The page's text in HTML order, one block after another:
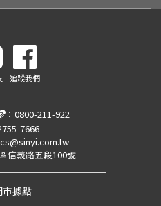
追蹤我們
： 0800-211-922
7666
cs@sinyi.com.tw
信義路五段100號
市據點